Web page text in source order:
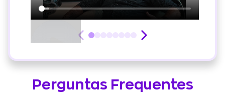
Perguntas Frequentes